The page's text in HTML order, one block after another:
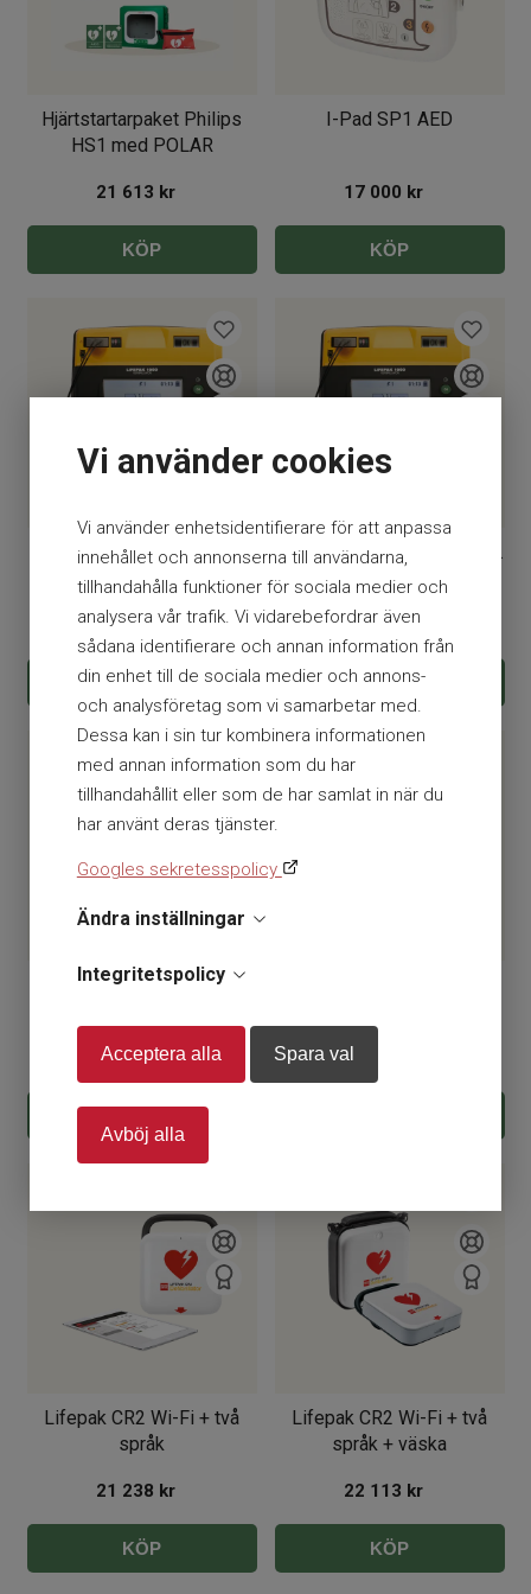
Vi använder cookies
Vi använder enhetsidentifierare för att anpassa
innehållet och annonserna till användarna,
tillhandahålla funktioner för sociala medier och
analysera vår trafik. Vi vidarebefordrar även
sådana identifierare och annan information från
din enhet till de sociala medier och annons-
och analysföretag som vi samarbetar med.
Dessa kan i sin tur kombinera informationen
med annan information som du har
tillhandahållit eller som de har samlat in när du
har använt deras tjänster.
Googles sekretesspolicy
Ändra inställningar
Integritetspolicy
Acceptera alla Spara val
Avböj alla
Hjärtstartarpaket Philips
HS1 med POLAR
21 613 kr
KÖP
I-Pad SP1 AED
17 000 kr
KÖP
Lifepak 1000 inkl. väska
34 375 kr
KÖP
Lifepak 1000 med EKG inkl.
väska
37 375 kr
KÖP
Lifepak CR2 USB
33 625 kr 19 738
Lifepak CR2 Wi-Fi + två
språk
21 238 kr
KÖP
Lifepak CR2 Wi-Fi + två
språk + väska
22 113 kr
KÖP